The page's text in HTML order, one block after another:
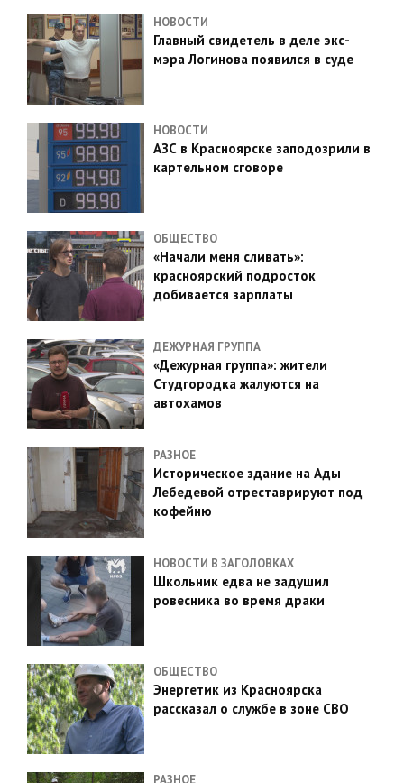
НОВОСТИ
Главный свидетель в деле экс-
мэра Логинова появился в суде
НОВОСТИ
АЗС в Красноярске заподозрили в
картельном сговоре
ОБЩЕСТВО
«Начали меня сливать»:
красноярский подросток
добивается зарплаты
ДЕЖУРНАЯ ГРУППА
«Дежурная группа»: жители
Студгородка жалуются на
автохамов
РАЗНОЕ
Историческое здание на Ады
Лебедевой отреставрируют под
кофейню
НОВОСТИ В ЗАГОЛОВКАХ
Школьник едва не задушил
ровесника во время драки
ОБЩЕСТВО
Энергетик из Красноярска
рассказал о службе в зоне СВО
РАЗНОЕ